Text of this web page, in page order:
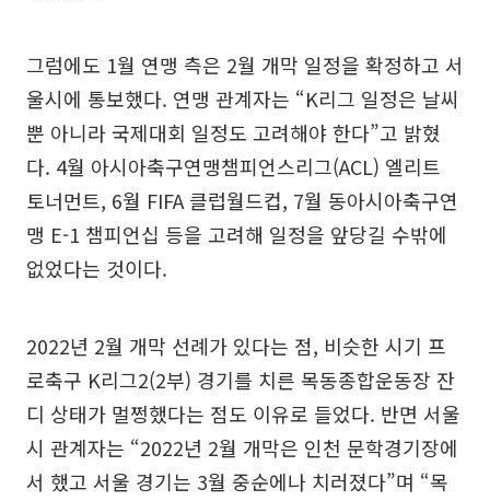
그럼에도 1월 연맹 측은 2월 개막 일정을 확정하고 서
울시에 통보했다. 연맹 관계자는 “K리그 일정은 날씨
뿐 아니라 국제대회 일정도 고려해야 한다”고 밝혔
다. 4월 아시아축구연맹챔피언스리그(ACL) 엘리트
토너먼트, 6월 FIFA 클럽월드컵, 7월 동아시아축구연
맹 E-1 챔피언십 등을 고려해 일정을 앞당길 수밖에
없었다는 것이다.
2022년 2월 개막 선례가 있다는 점, 비슷한 시기 프
로축구 K리그2(2부) 경기를 치른 목동종합운동장 잔
디 상태가 멀쩡했다는 점도 이유로 들었다. 반면 서울
시 관계자는 “2022년 2월 개막은 인천 문학경기장에
서 했고 서울 경기는 3월 중순에나 치러졌다”며 “목